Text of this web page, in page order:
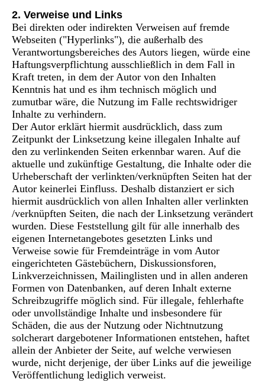
2. Verweise und Links
Bei direkten oder indirekten Verweisen auf fremde
Webseiten ("Hyperlinks"), die außerhalb des
Verantwortungsbereiches des Autors liegen, würde eine
Haftungsverpflichtung ausschließlich in dem Fall in
Kraft treten, in dem der Autor von den Inhalten
Kenntnis hat und es ihm technisch möglich und
zumutbar wäre, die Nutzung im Falle rechtswidriger
Inhalte zu verhindern.
Der Autor erklärt hiermit ausdrücklich, dass zum
Zeitpunkt der Linksetzung keine illegalen Inhalte auf
den zu verlinkenden Seiten erkennbar waren. Auf die
aktuelle und zukünftige Gestaltung, die Inhalte oder die
Urheberschaft der verlinkten/verknüpften Seiten hat der
Autor keinerlei Einfluss. Deshalb distanziert er sich
hiermit ausdrücklich von allen Inhalten aller verlinkten
/verknüpften Seiten, die nach der Linksetzung verändert
wurden. Diese Feststellung gilt für alle innerhalb des
eigenen Internetangebotes gesetzten Links und
Verweise sowie für Fremdeinträge in vom Autor
eingerichteten Gästebüchern, Diskussionsforen,
Linkverzeichnissen, Mailinglisten und in allen anderen
Formen von Datenbanken, auf deren Inhalt externe
Schreibzugriffe möglich sind. Für illegale, fehlerhafte
oder unvollständige Inhalte und insbesondere für
Schäden, die aus der Nutzung oder Nichtnutzung
solcherart dargebotener Informationen entstehen, haftet
allein der Anbieter der Seite, auf welche verwiesen
wurde, nicht derjenige, der über Links auf die jeweilige
Veröffentlichung lediglich verweist.